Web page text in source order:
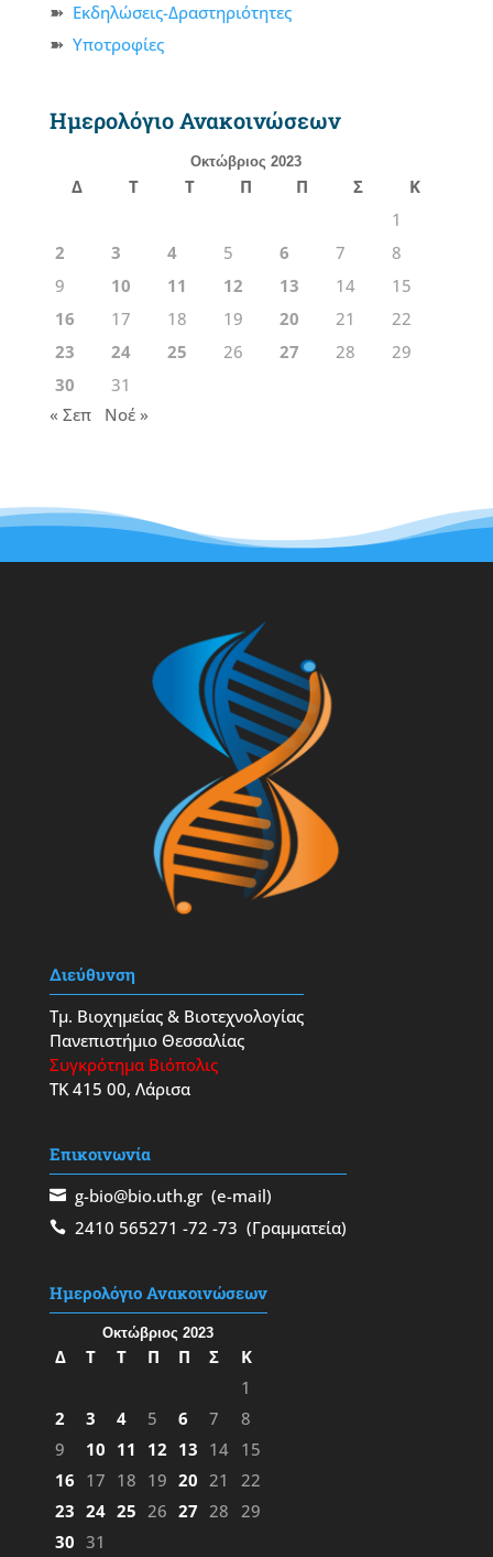
Εκδηλώσεις-Δραστηριότητες
Υποτροφίες
Ημερολόγιο Ανακοινώσεων
Οκτώβριος 2023
Δ Τ Τ Π Π Σ
Κ
1
2
3 4 5 6 7
8
9
10 11 12 13 14
15
16
17 18 19 20 21
22
23
24 25 26 27 28
29
30
31
« Σεπ
Νοέ »
Διεύθυνση
Τμ. Βιοχημείας & Βιοτεχνολογίας
Πανεπιστήμιο Θεσσαλίας
Συγκρότημα Βιόπολις
ΤΚ 415 00, Λάρισα
Επικοινωνία
g-bio@bio.uth.gr(e-mail)
2410 565271 -72 -73 (Γραμματεία)
Ημερολόγιο Ανακοινώσεων
Οκτώβριος 2023
Δ Τ Τ Π Π Σ
Κ
1
2
3 4 5 6 7
8
9
10 11 12 13 14
15
16 17 18 19 20 21
22
23 24 25 26 27 28 29
30 31